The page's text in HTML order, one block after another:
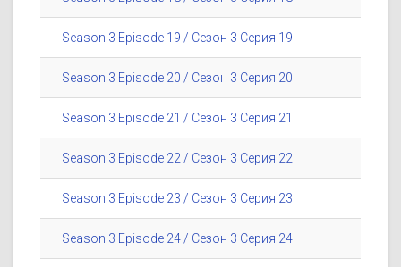
Season 3 Episode 19 / Сезон 3 Серия 19
Season 3 Episode 20 / Сезон 3 Серия 20
Season 3 Episode 21 / Сезон 3 Серия 21
Season 3 Episode 22 / Сезон 3 Серия 22
Season 3 Episode 23 / Сезон 3 Серия 23
Season 3 Episode 24 / Сезон 3 Серия 24